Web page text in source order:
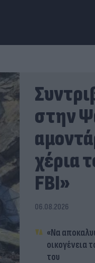
στην
χέρια
FBI»
06.08.2026
«Να
οικογένεια
του